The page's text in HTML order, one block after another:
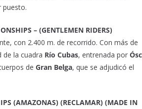
puesto.
– (GENTLEMEN RIDERS)
con 2.400 m. de recorrido. Con más de
de la cuadra Río Cubas, entrenada por
de Gran Belga, que se adjudicó el
(AMAZONAS) (RECLAMAR) (MADE IN